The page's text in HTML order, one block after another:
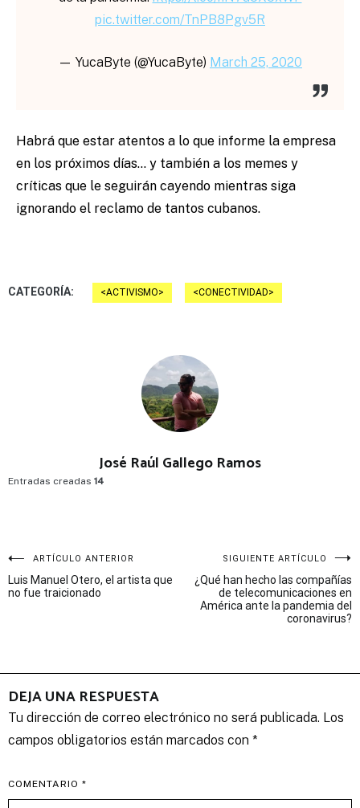
pic.twitter.com/TnPB8Pgv5R
— YucaByte (@YucaByte) March 25, 2020
Habrá que estar atentos a lo que informe la empresa
en los próximos días… y también a los memes y
críticas que le seguirán cayendo mientras siga
ignorando el reclamo de tantos cubanos.
CATEGORÍA: ACTIVISMO CONECTIVIDAD
José Raúl Gallego Ramos
Entradas creadas 14
Navegación
de
ARTÍCULO ANTERIOR
Luis Manuel Otero, el artista que
no fue traicionado
SIGUIENTE ARTÍCULO
¿Qué han hecho las compañías
de telecomunicaciones en
América ante la pandemia del
coronavirus?
DEJA UNA RESPUESTA
Tu dirección de correo electrónico no será publicada. Los
campos obligatorios están marcados con *
COMENTARIO *